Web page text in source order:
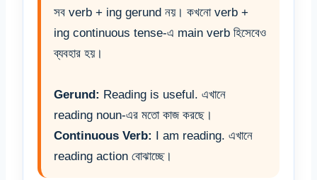
সব verb + ing gerund নয়। কখনো verb +
ing continuous tense-এ main verb হিসেবেও
ব্যবহার হয়।
Gerund: Reading is useful. এখানে
reading noun-এর মতো কাজ করছে।
Continuous Verb:
I am reading. এখানে
reading action বোঝাচ্ছে।